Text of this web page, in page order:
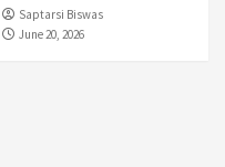
Saptarsi Biswas
June 20, 2026